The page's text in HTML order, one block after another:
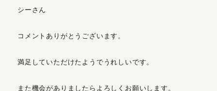
シーさん
コメントありがとうございます。
満足していただけたようでうれしいです。
また機会がありましたらよろしくお願いします。